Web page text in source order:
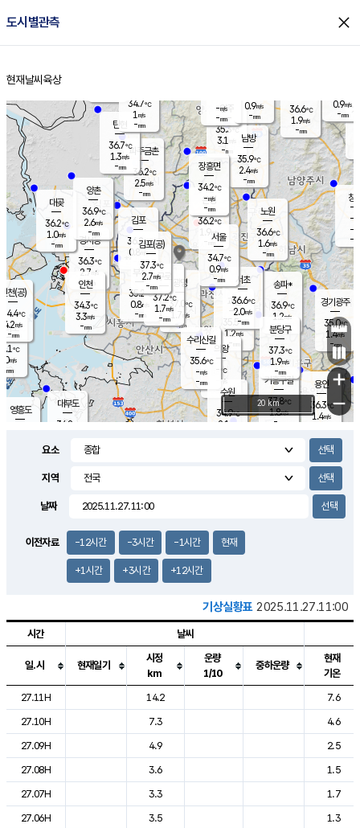
도시별관측 close
홈
현재날씨 육상
의도
℃
m/s
mm
영흥도
양주
35.3℃
3.1
-mm
과천
35.5℃
1.2m/s
- mm
용인
36.3℃
1.4m/s
경기광주
35.0℃
1.4m/s
-mm
1.9m/s
대부도
34.8
경서동
36.3℃
2.7 m/s
-mm
파주금촌
36.2℃
2.5m/s
-mm
36.6℃
1.9m/s
-mm
대곶
36.2℃
1.0m/s
-mm
창
-
-m/
-
탄현
36.7℃
1.3m/s
-mm
0.9m/s
-mm
의왕
- ℃
m/s
mm
김포
36.2℃
0.8 m/s
mm
광명
37.0
℃
1.7 m/s
-mm
부천
35.2℃
0.8m/s
-mm
양촌
36.9℃
2.6m/s
-mm
구로
37.2℃
1.7m/s
-mm
은평
36.2℃
1.9 m/s
- mm
노원
36.6℃
1.6m/s
-mm
송파*
36.9℃
1.2m/s
-mm
서초
36.6℃
2.0m/s
-mm
남방
35.9℃
2.4m/s
-mm
기흥구갈
37.8℃
1.8m/s
-
수리산길
35.6℃
-m/s
-mm
분당구
37.3℃
1.9m/s
-mm
장흥면
34.2℃
-m/s
-mm
-m/s
-mm
인천(공)
34.4℃
4.2m/s
-mm
김포(공)
37.3℃
2.7m/s
-mm
수원
34.9℃
2.1 m/s
인천
34.3℃
3.3m/s
-mm
서울
34.7℃
0.9m/s
-mm
34.7℃
1 m/s
-mm
0.9m/s
-mm
+
−
20 km
요소
지역
날짜
이전자료 -12시간 -3시간 -1시간 현재
+1시간 +3시간 +12시간
기상실황표 2025.11.27.11:00
도시별 기상실황표로 지점, 날씨, 기온, 강수, 바람, 기압등을 안내한 표입
시간 날씨
일.시 현재일기
시정
km
운량
1/10
중하운량
현재
기온
27.11H
14.2
7.6
27.10H
7.3
4.6
27.09H
4.9
2.5
27.08H
3.6
1.5
27.07H
3.3
1.7
27.06H
3.5
1.3